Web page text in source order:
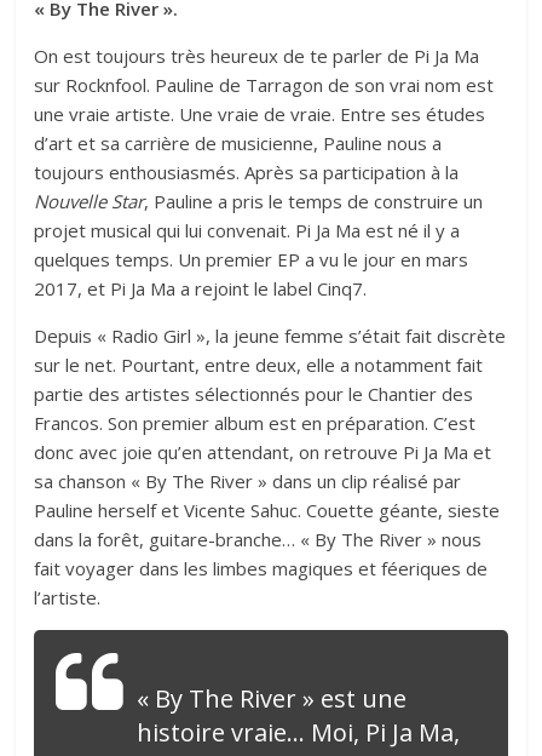
« By The River ».
On est toujours très heureux de te parler de Pi Ja Ma
sur Rocknfool. Pauline de Tarragon de son vrai nom est
une vraie artiste. Une vraie de vraie. Entre ses études
d’art et sa carrière de musicienne, Pauline nous a
toujours enthousiasmés. Après sa participation à la
Nouvelle Star, Pauline a pris le temps de construire un
projet musical qui lui convenait. Pi Ja Ma est né il y a
quelques temps. Un premier EP a vu le jour en mars
2017, et Pi Ja Ma a rejoint le label Cinq7.
Depuis « Radio Girl », la jeune femme s’était fait discrète
sur le net. Pourtant, entre deux, elle a notamment fait
partie des artistes sélectionnés pour le Chantier des
Francos. Son premier album est en préparation. C’est
donc avec joie qu’en attendant, on retrouve Pi Ja Ma et
sa chanson « By The River » dans un clip réalisé par
Pauline herself et Vicente Sahuc. Couette géante, sieste
dans la forêt, guitare-branche… « By The River » nous
fait voyager dans les limbes magiques et féeriques de
l’artiste.
« By The River » est une
histoire vraie… Moi, Pi Ja Ma,